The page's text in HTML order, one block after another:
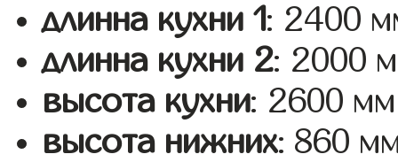
длинна кухни 1: 2400
длинна кухни 2: 2000
высота кухни: 2600 мм
высота нижних: 860